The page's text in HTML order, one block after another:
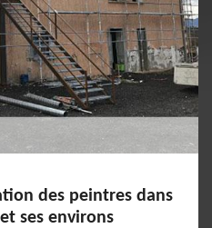
des peintres dans
ses environs